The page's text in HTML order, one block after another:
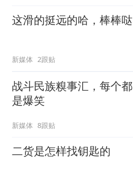
这滑的挺远的哈，棒棒哒
新媒体 2跟贴
战斗民族糗事汇，每个都
是爆笑
新媒体 8跟贴
二货是怎样找钥匙的